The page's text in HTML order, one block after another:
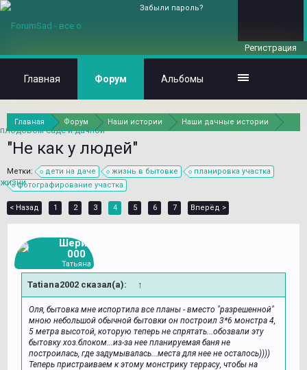
Главная Форум Наши истории Наши дачные истории
"Не как у людей"
Метки: дети на даче жизнь в бытовке
планировка участка
фотографирование участка
< Назад 1 2 3 4 5 6 7 Вперёд >
Шери2
000
Татьяна
Tatiana2002 сказал(а): ↑
Оля, бытовка мне испортила все планы - вместо "разрешенной"
мною небольшой обычной бытовки он построил 3*6 монстра 4,
5 метра высотой, которую теперь не спрятать...обозвали эту
бытовку хоз.блоком...из-за нее планируемая баня не
построилась, где задумывалась...места для нее не осталось))))
Теперь пристраиваем к этому монстрику террасу, чтобы на
Забыли пароль?
Регистрация
Главная Форум Альбомы